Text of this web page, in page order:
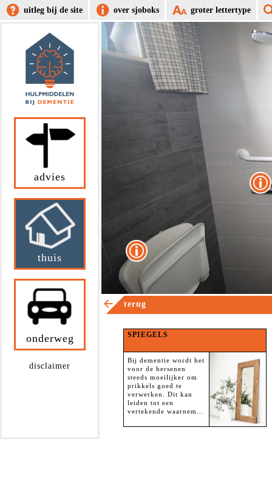
uitleg bij de site over sjoboks groter lettertype
advies
thuis
onderweg
disclaimer
terug
SPIEGELS
Bij dementie wordt het
voor de hersenen
steeds moeilijker om
prikkels goed te
verwerken. Dit kan
leiden tot een
vertekende waarnem...